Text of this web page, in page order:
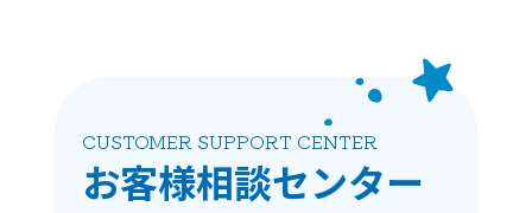
CUSTOMER SUPPORT CENTER
お客様相談センター